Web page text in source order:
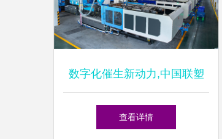
数字化催生新动力,中国联塑
推动智能制造创新发展
查看详情